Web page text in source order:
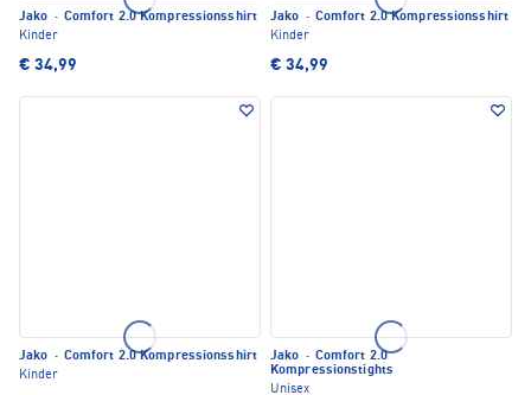
Jako · Comfort 2.0 Kompressionsshirt
Kinder
€ 34,99
Jako · Comfort 2.0 Kompressionsshirt
Kinder
€ 34,99
Jako · Comfort 2.0 Kompressionsshirt
Kinder
Jako · Comfort 2.0
Kompressionstights
Unisex